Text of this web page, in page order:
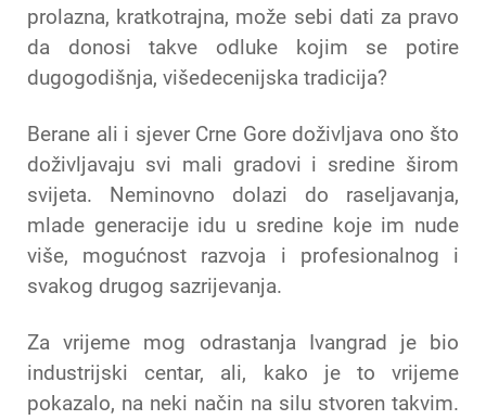
prolazna, kratkotrajna, može sebi dati za pravo
da donosi takve odluke kojim se potire
dugogodišnja, višedecenijska tradicija?
Berane ali i sjever Crne Gore doživljava ono što
doživljavaju svi mali gradovi i sredine širom
svijeta. Neminovno dolazi do raseljavanja,
mlade generacije idu u sredine koje im nude
više, mogućnost razvoja i profesionalnog i
svakog drugog sazrijevanja.
Za vrijeme mog odrastanja Ivangrad je bio
industrijski centar, ali, kako je to vrijeme
pokazalo, na neki način na silu stvoren takvim.